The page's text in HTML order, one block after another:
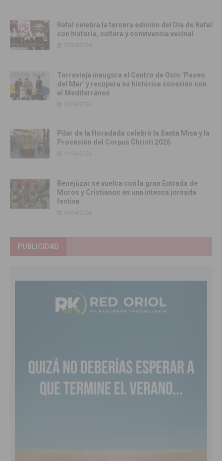
Rafal celebra la tercera edición del Día de Rafal
con historia, cultura y convivencia vecinal
13/06/2026
Torrevieja inaugura el Centro de Ocio ‘Paseo
del Mar’ y recupera su histórica conexión con
el Mediterráneo
12/06/2026
Pilar de la Horadada celebró la Santa Misa y la
Procesión del Corpus Christi 2026
11/06/2026
Benejúzar se vuelca con la gran Entrada de
Moros y Cristianos en una intensa jornada
festiva
09/06/2026
PUBLICIDAD